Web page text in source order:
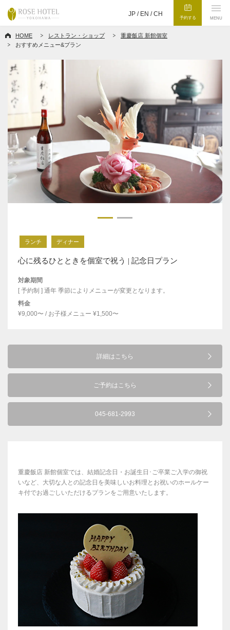
JP / EN /CH
予約する MENU
HOME レストラン・ショップ
重慶飯店 新館個室
おすすめメニュー&プラン
ランチ ディナー
心に残るひとときを個室で祝う | 記念日プラン
対象期間
[ 予約制 ] 通年 季節によりメニューが変更となります。
料金
¥9,000〜 / お子様メニュー ¥1,500〜
詳細はこちら
ご予約はこちら
045-681-2993
重慶飯店 新館個室では、結婚記念日・お誕生日･ご卒業ご入学の御祝
いなど、大切な人との記念日を美味しいお料理とお祝いのホールケー
キ付でお過ごしいただけるプランをご用意いたします。